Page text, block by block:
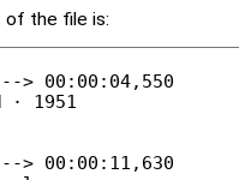
the file is: